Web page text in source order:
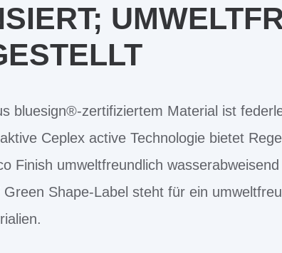
bluesign®-zertifiziertem Material ist
Ceplex active Technologie bietet
Finish umweltfreundlich
Shape-Label steht für ein